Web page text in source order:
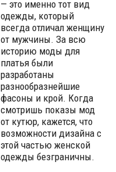
— это именно тот вид
одежды, который
всегда отличал женщину
от мужчины. За всю
историю моды для
платья были
разработаны
разнообразнейшие
фасоны и крой. Когда
смотришь показы мод
от кутюр, кажется, что
возможности дизайна с
этой частью женской
одежды безграничны.